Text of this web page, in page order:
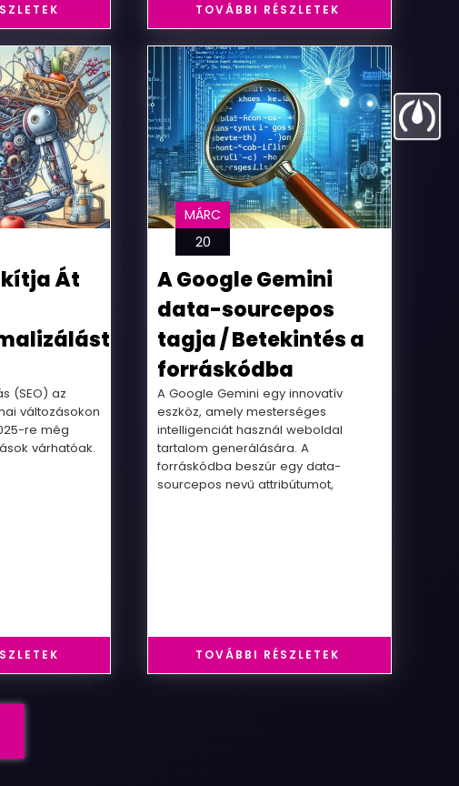
TOVÁBBI RÉSZLETEK
Át
(SEO) az
változásokon
re még
várhatóak.
MÁRC
20
A Google Gemini
data-sourcepos
tagja / Betekintés a
forráskódba
A Google Gemini egy innovatív
eszköz, amely mesterséges
intelligenciát használ weboldal
tartalom generálására. A
forráskódba beszúr egy data-
sourcepos nevű attribútumot,
TOVÁBBI RÉSZLETEK